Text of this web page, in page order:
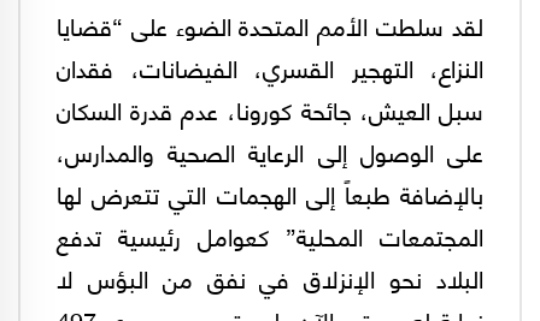
لقد سلطت الأمم المتحدة الضوء على “قضايا
النزاع، التهجير القسري، الفيضانات، فقدان
سبل العيش، جائحة كورونا، عدم قدرة السكان
على الوصول إلى الرعاية الصحية والمدارس،
بالإضافة طبعاً إلى الهجمات التي تتعرض لها
المجتمعات المحلية” كعوامل رئيسية تدفع
البلاد نحو الإنزلاق في نفق من البؤس لا